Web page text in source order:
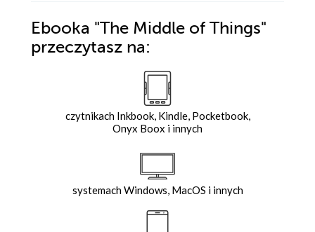
Ebooka "The Middle of Things"
przeczytasz na:
czytnikach Inkbook, Kindle, Pocketbook,
Onyx Boox i innych
systemach Windows, MacOS i innych